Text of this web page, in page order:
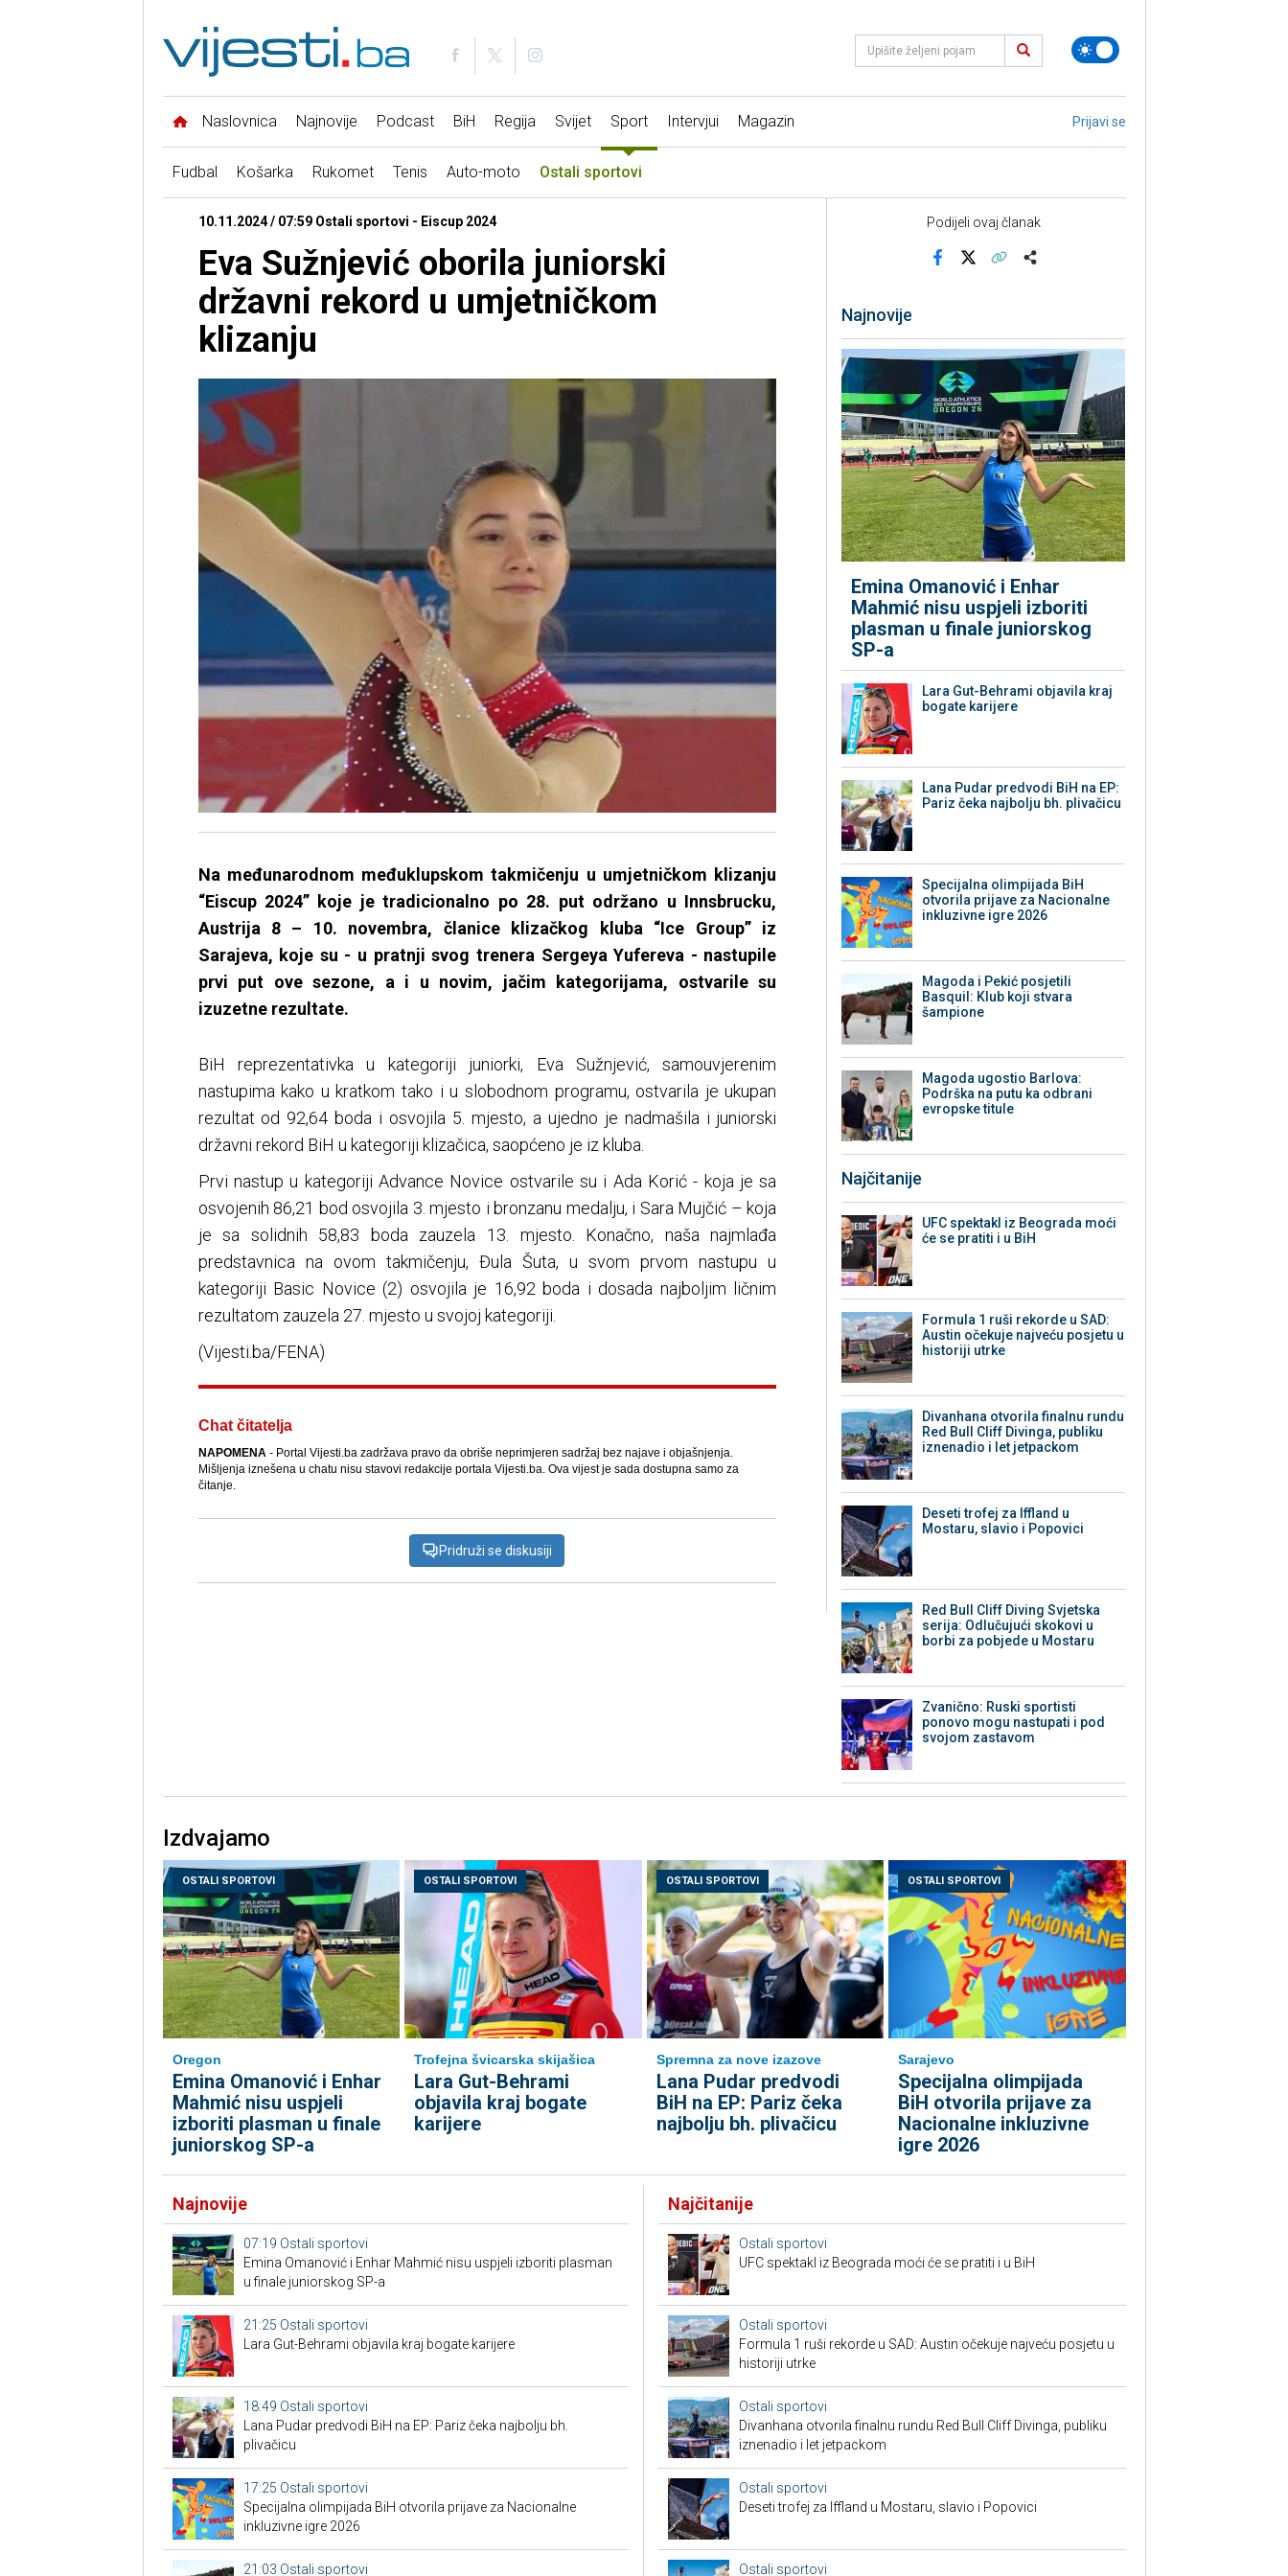
Naslovnica Najnovije Podcast BiH Regija Svijet Sport Intervjui Magazin Prijavi se
Fudbal Košarka Rukomet Tenis Auto-moto Ostali sportovi
10.11.2024 / 07:59 Ostali sportovi - Eiscup 2024
Eva Sužnjević oborila juniorski
državni rekord u umjetničkom
klizanju
Na međunarodnom međuklupskom takmičenju u umjetničkom klizanju
“Eiscup 2024” koje je tradicionalno po 28. put održano u Innsbrucku,
Austrija 8 – 10. novembra, članice klizačkog kluba “Ice Group” iz
Sarajeva, koje su - u pratnji svog trenera Sergeya Yufereva - nastupile
prvi put ove sezone, a i u novim, jačim kategorijama, ostvarile su
izuzetne rezultate.
BiH reprezentativka u kategoriji juniorki, Eva Sužnjević, samouvjerenim
nastupima kako u kratkom tako i u slobodnom programu, ostvarila je ukupan
rezultat od 92,64 boda i osvojila 5. mjesto, a ujedno je nadmašila i juniorski
državni rekord BiH u kategoriji klizačica, saopćeno je iz kluba.
Prvi nastup u kategoriji Advance Novice ostvarile su i Ada Korić - koja je sa
osvojenih 86,21 bod osvojila 3. mjesto i bronzanu medalju, i Sara Mujčić – koja
je sa solidnih 58,83 boda zauzela 13. mjesto. Konačno, naša najmlađa
predstavnica na ovom takmičenju, Đula Šuta, u svom prvom nastupu u
kategoriji Basic Novice (2) osvojila je 16,92 boda i dosada najboljim ličnim
rezultatom zauzela 27. mjesto u svojoj kategoriji.
(Vijesti.ba/FENA)
Chat čitatelja
NAPOMENA- Portal Vijesti.ba zadržava pravo da obriše neprimjeren sadržaj bez najave i objašnjenja.
Mišljenja iznešena u chatu nisu stavovi redakcije portala Vijesti.ba. Ova vijest je sada dostupna samo za
čitanje.
Pridruži se diskusiji
Podijeli ovaj članak
Najnovije
Emina Omanović i Enhar
Mahmić nisu uspjeli izboriti
plasman u finale juniorskog
SP-a
Lara Gut-Behrami objavila kraj
bogate karijere
Lana Pudar predvodi BiH na EP:
Pariz čeka najbolju bh. plivačicu
Specijalna olimpijada BiH
otvorila prijave za Nacionalne
inkluzivne igre 2026
Magoda i Pekić posjetili
Basquil: Klub koji stvara
šampione
Magoda ugostio Barlova:
Podrška na putu ka odbrani
evropske titule
Najčitanije
UFC spektakl iz Beograda moći
će se pratiti i u BiH
Formula 1 ruši rekorde u SAD:
Austin očekuje najveću posjetu u
historiji utrke
Divanhana otvorila finalnu rundu
Red Bull Cliff Divinga, publiku
iznenadio i let jetpackom
Deseti trofej za Iffland u
Mostaru, slavio i Popovici
Red Bull Cliff Diving Svjetska
serija: Odlučujući skokovi u
borbi za pobjede u Mostaru
Zvanično: Ruski sportisti
ponovo mogu nastupati i pod
svojom zastavom
Izdvajamo
OSTALI SPORTOVI
Oregon
Emina Omanović i Enhar
Mahmić nisu uspjeli
izboriti plasman u finale
juniorskog SP-a
OSTALI SPORTOVI
Trofejna švicarska skijašica
Lara Gut-Behrami
objavila kraj bogate
karijere
OSTALI SPORTOVI
Spremna za nove izazove
Lana Pudar predvodi
BiH na EP: Pariz čeka
najbolju bh. plivačicu
OSTALI SPORTOVI
Sarajevo
Specijalna olimpijada
BiH otvorila prijave za
Nacionalne inkluzivne
igre 2026
Najnovije
07:19 Ostali sportovi
Emina Omanović i Enhar Mahmić nisu uspjeli izboriti plasman
u finale juniorskog SP-a
21:25 Ostali sportovi
Lara Gut-Behrami objavila kraj bogate karijere
18:49 Ostali sportovi
Lana Pudar predvodi BiH na EP: Pariz čeka najbolju bh.
plivačicu
17:25 Ostali sportovi
Specijalna olimpijada BiH otvorila prijave za Nacionalne
inkluzivne igre 2026
21:03 Ostali sportovi
Najčitanije
Ostali sportovi
UFC spektakl iz Beograda moći će se pratiti i u BiH
Ostali sportovi
Formula 1 ruši rekorde u SAD: Austin očekuje najveću posjetu u
historiji utrke
Ostali sportovi
Divanhana otvorila finalnu rundu Red Bull Cliff Divinga, publiku
iznenadio i let jetpackom
Ostali sportovi
Deseti trofej za Iffland u Mostaru, slavio i Popovici
Ostali sportovi